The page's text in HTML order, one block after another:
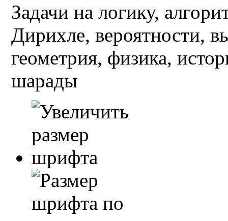
Задачи на логику,
Дирихле, вероятности,
геометрия, физика,
шарады